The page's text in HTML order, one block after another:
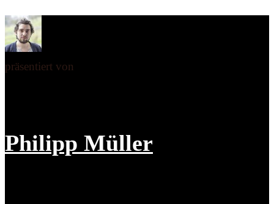
präsentiert von
Philipp Müller